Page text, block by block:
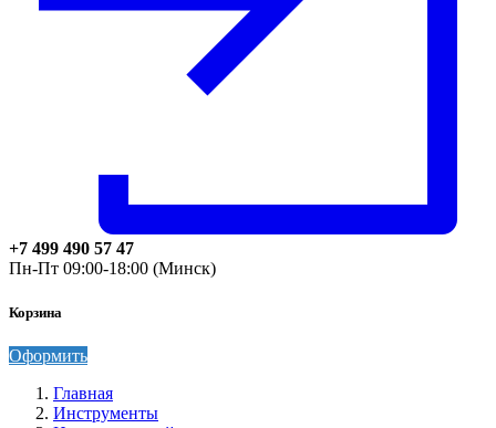
+7 499 490 57 47
Пн-Пт 09:00-18:00 (Минск)
Корзина
Оформить
Главная
Инструменты